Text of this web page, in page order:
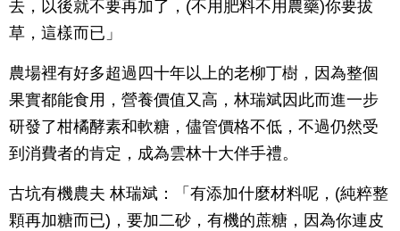
去，以後就不要再加了，(不用肥料不用農藥)你要拔
草，這樣而已」
農場裡有好多超過四十年以上的老柳丁樹，因為整個
果實都能食用，營養價值又高，林瑞斌因此而進一步
研發了柑橘酵素和軟糖，儘管價格不低，不過仍然受
到消費者的肯定，成為雲林十大伴手禮。
古坑有機農夫 林瑞斌：「有添加什麼材料呢，(純粹整
顆再加糖而已)，要加二砂，有機的蔗糖，因為你連皮